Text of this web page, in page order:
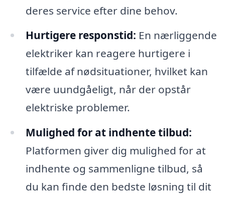
deres service efter dine behov.
Hurtigere responstid: En nærliggende
elektriker kan reagere hurtigere i
tilfælde af nødsituationer, hvilket kan
være uundgåeligt, når der opstår
elektriske problemer.
Mulighed for at indhente tilbud:
Platformen giver dig mulighed for at
indhente og sammenligne tilbud, så
du kan finde den bedste løsning til dit